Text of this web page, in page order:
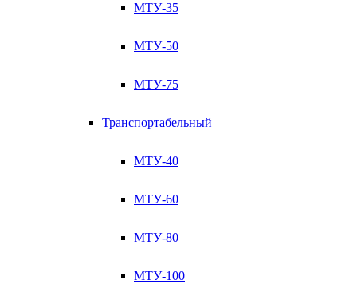
МТУ-35
МТУ-50
МТУ-75
Транспортабельный
МТУ-40
МТУ-60
МТУ-80
МТУ-100